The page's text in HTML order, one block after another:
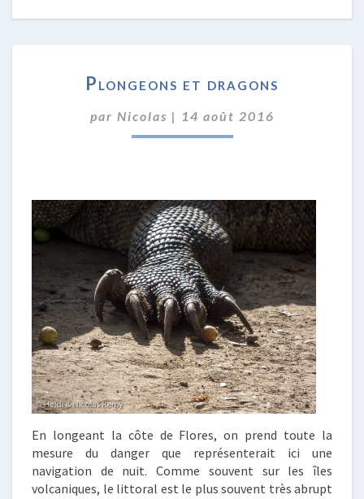
ET
Plongeons et dragons
par Nicolas | 14 août 2016
En longeant la côte de Flores, on prend toute la
mesure du danger que représenterait ici une
navigation de nuit. Comme souvent sur les îles
volcaniques, le littoral est le plus souvent très abrupt